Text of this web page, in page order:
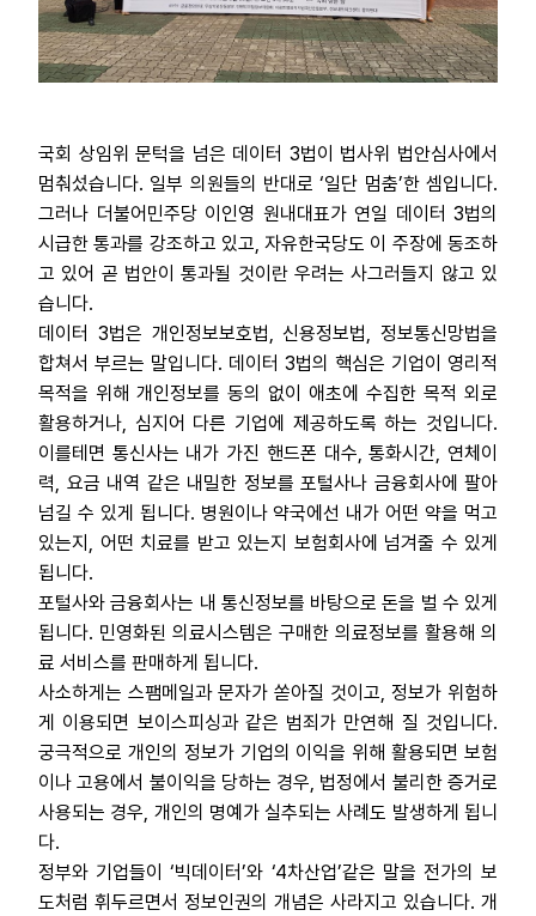
국회 상임위 문턱을 넘은 데이터 3법이 법사위 법안심사에서
멈춰섰습니다. 일부 의원들의 반대로 ‘일단 멈춤’한 셈입니다.
그러나 더불어민주당 이인영 원내대표가 연일 데이터 3법의
시급한 통과를 강조하고 있고, 자유한국당도 이 주장에 동조하
고 있어 곧 법안이 통과될 것이란 우려는 사그러들지 않고 있
습니다.
데이터 3법은 개인정보보호법, 신용정보법, 정보통신망법을
합쳐서 부르는 말입니다. 데이터 3법의 핵심은 기업이 영리적
목적을 위해 개인정보를 동의 없이 애초에 수집한 목적 외로
활용하거나, 심지어 다른 기업에 제공하도록 하는 것입니다.
이를테면 통신사는 내가 가진 핸드폰 대수, 통화시간, 연체이
력, 요금 내역 같은 내밀한 정보를 포털사나 금융회사에 팔아
넘길 수 있게 됩니다. 병원이나 약국에선 내가 어떤 약을 먹고
있는지, 어떤 치료를 받고 있는지 보험회사에 넘겨줄 수 있게
됩니다.
포털사와 금융회사는 내 통신정보를 바탕으로 돈을 벌 수 있게
됩니다. 민영화된 의료시스템은 구매한 의료정보를 활용해 의
료 서비스를 판매하게 됩니다.
사소하게는 스팸메일과 문자가 쏟아질 것이고, 정보가 위험하
게 이용되면 보이스피싱과 같은 범죄가 만연해 질 것입니다.
궁극적으로 개인의 정보가 기업의 이익을 위해 활용되면 보험
이나 고용에서 불이익을 당하는 경우, 법정에서 불리한 증거로
사용되는 경우, 개인의 명예가 실추되는 사례도 발생하게 됩니
다.
정부와 기업들이 ‘빅데이터’와 ‘4차산업’같은 말을 전가의 보
도처럼 휘두르면서 정보인권의 개념은 사라지고 있습니다. 개